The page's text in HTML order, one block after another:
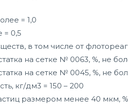
= 1,0
= 0,5
в том числе от
на сетке № 0063, %, не
на сетке № 0045, %, не
кг/дм3 = 150 – 200
размером менее 40 мкм,